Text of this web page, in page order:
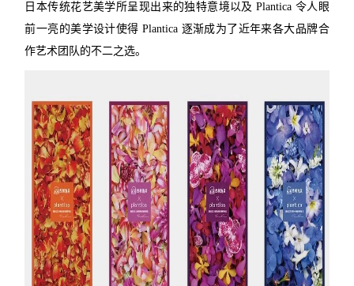
日本传统花艺美学所呈现出来的独特意境以及 Plantica 令人眼
前一亮的美学设计使得 Plantica 逐渐成为了近年来各大品牌合
作艺术团队的不二之选。